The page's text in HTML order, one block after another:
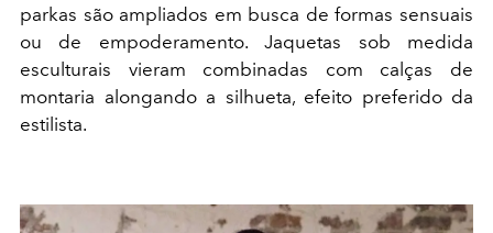
parkas são ampliados em busca de formas sensuais
ou de empoderamento. Jaquetas sob medida
esculturais vieram combinadas com calças de
montaria alongando a silhueta, efeito preferido da
estilista.